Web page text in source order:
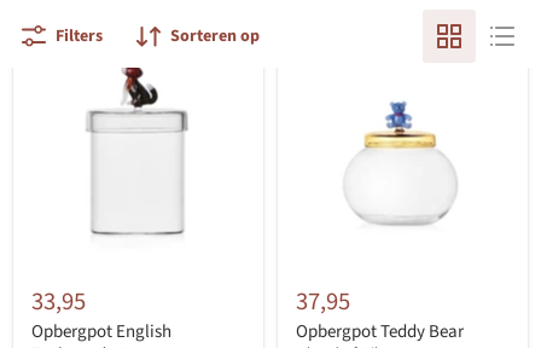
Filters Sorteren op
33,95
Opbergpot English
37,95
Opbergpot Teddy Bear